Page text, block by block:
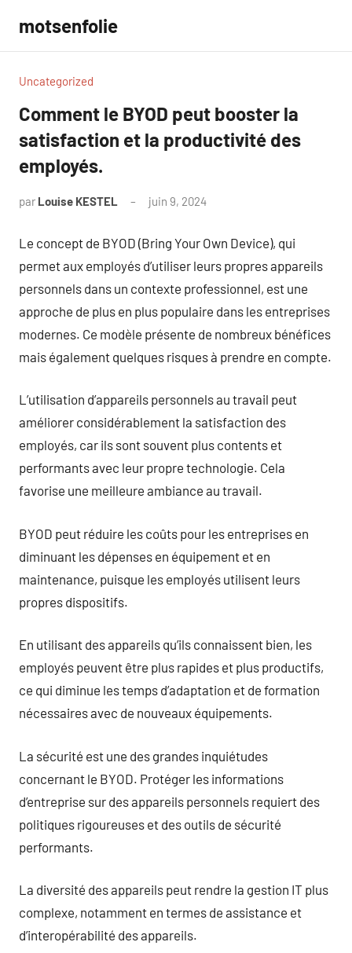
contenu
motsenfolie
Uncategorized
Comment le BYOD peut booster la
satisfaction et la productivité des
employés.
par Louise KESTEL juin 9, 2024
Le concept de BYOD (Bring Your Own Device), qui
permet aux employés d’utiliser leurs propres appareils
personnels dans un contexte professionnel, est une
approche de plus en plus populaire dans les entreprises
modernes. Ce modèle présente de nombreux bénéfices
mais également quelques risques à prendre en compte.
L’utilisation d’appareils personnels au travail peut
améliorer considérablement la satisfaction des
employés, car ils sont souvent plus contents et
performants avec leur propre technologie. Cela
favorise une meilleure ambiance au travail.
BYOD peut réduire les coûts pour les entreprises en
diminuant les dépenses en équipement et en
maintenance, puisque les employés utilisent leurs
propres dispositifs.
En utilisant des appareils qu’ils connaissent bien, les
employés peuvent être plus rapides et plus productifs,
ce qui diminue les temps d’adaptation et de formation
nécessaires avec de nouveaux équipements.
La sécurité est une des grandes inquiétudes
concernant le BYOD. Protéger les informations
d’entreprise sur des appareils personnels requiert des
politiques rigoureuses et des outils de sécurité
performants.
La diversité des appareils peut rendre la gestion IT plus
complexe, notamment en termes de assistance et
d’interopérabilité des appareils.